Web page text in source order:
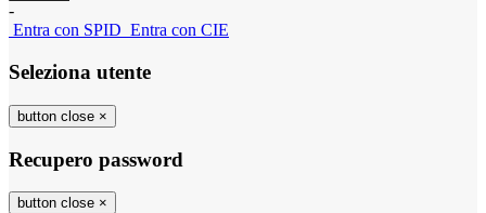
-
Entra con SPID Entra con CIE
Seleziona utente
button close ×
Recupero password
button close ×